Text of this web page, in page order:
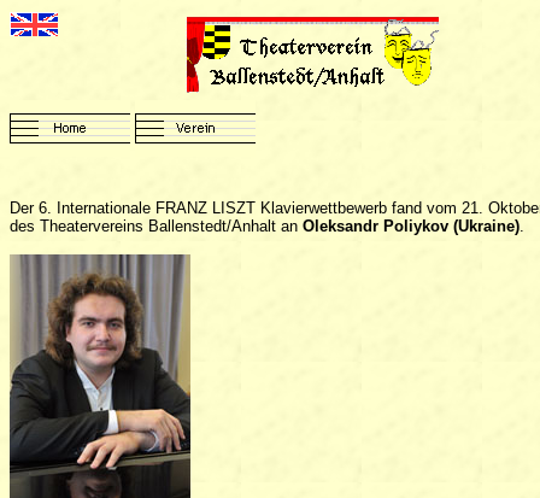
Der 6. Internationale FRANZ LISZT Klavierwettbewerb fand vom 21.
des Theatervereins Ballenstedt/Anhalt an Oleksandr Poliykov (Ukraine).